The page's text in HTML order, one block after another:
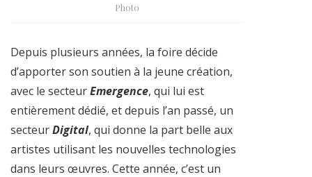
Photo
Depuis plusieurs années, la foire décide
d’apporter son soutien à la jeune création,
avec le secteurEmergence, qui lui est
entièrement dédié, et depuis l’an passé, un
secteurDigital, qui donne la part belle aux
artistes utilisant les nouvelles technologies
dans leurs œuvres. Cette année, c’est un